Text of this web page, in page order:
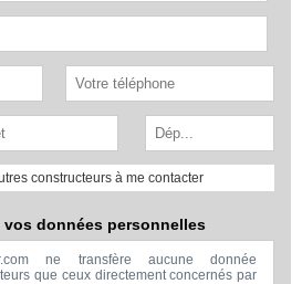
constructeurs à me contacter
vos données personnelles
ne transfère aucune donnée
que ceux directement concernés par